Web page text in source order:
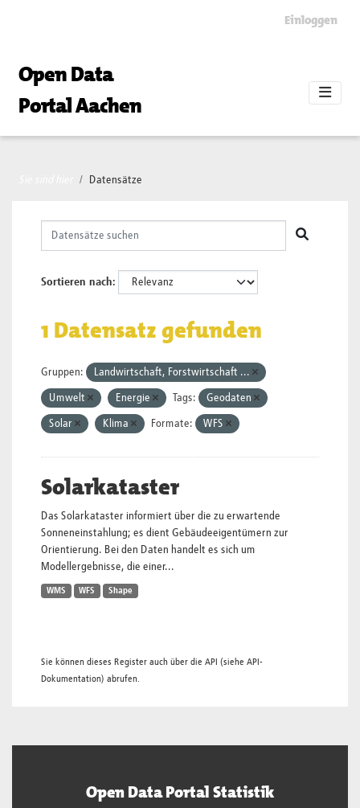
Einloggen
Open Data
Portal Aachen
Datensätze
Sortieren nach
1 Datensatz gefunden
Gruppen: Landwirtschaft, Forstwirtschaft ...
Umwelt Energie Tags: Geodaten
Solar Klima Formate: WFS
Solarkataster
Das Solarkataster informiert über die zu erwartende
Sonneneinstahlung; es dient Gebäudeeigentümern zur
Orientierung. Bei den Daten handelt es sich um
Modellergebnisse, die einer...
WMS WFS Shape
Sie können dieses Register auch über die API (siehe API-
Dokumentation) abrufen.
Open Data Portal Statistik